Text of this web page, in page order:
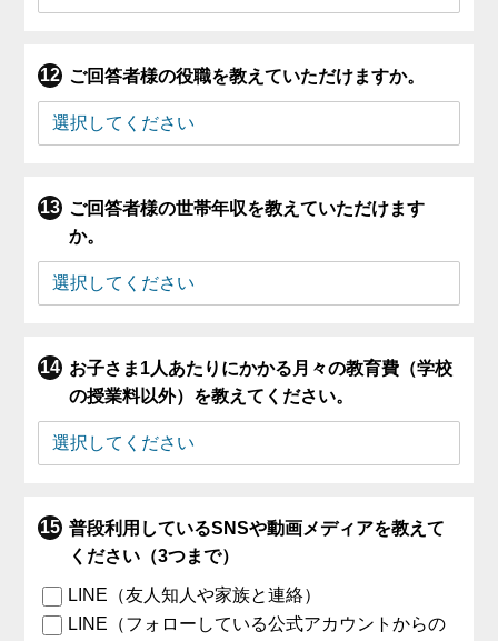
ご回答者様の役職を教えていただけますか。
ご回答者様の世帯年収を教えていただけます
か。
お子さま1人あたりにかかる月々の教育費（学校
の授業料以外）を教えてください。
普段利用しているSNSや動画メディアを教えて
ください（3つまで）
LINE（友人知人や家族と連絡）
LINE（フォローしている公式アカウントからの